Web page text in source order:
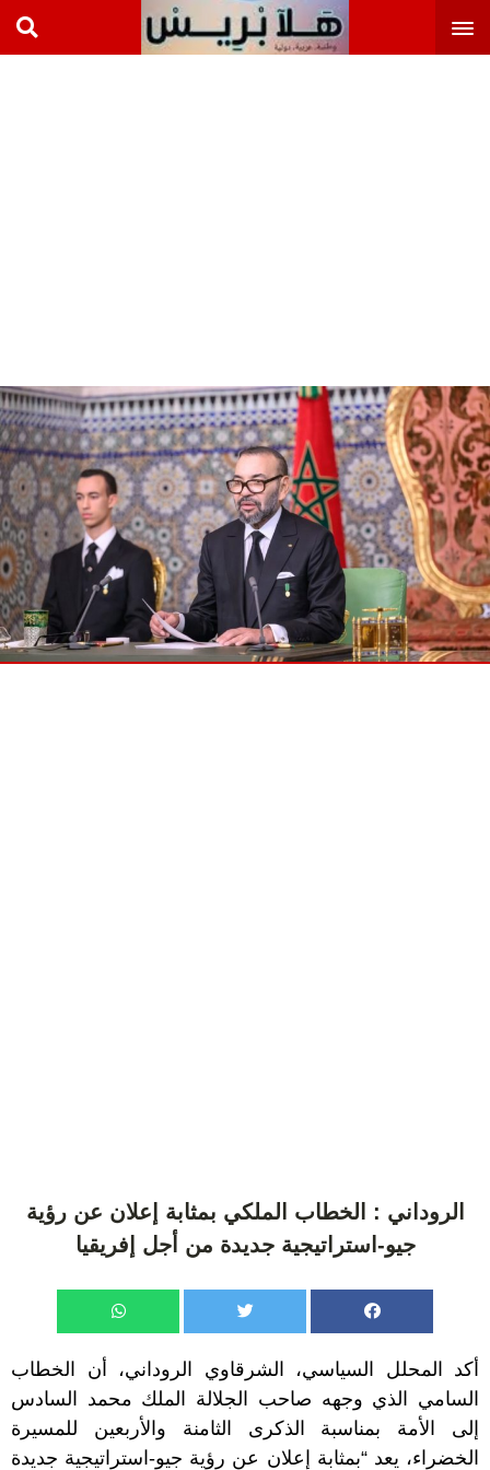
الروداني : الخطاب الملكي بمثابة إعلان عن رؤية
جيو-استراتيجية جديدة من أجل إفريقيا
أكد المحلل السياسي، الشرقاوي الروداني، أن الخطاب
السامي الذي وجهه صاحب الجلالة الملك محمد السادس
إلى الأمة بمناسبة الذكرى الثامنة والأربعين للمسيرة
الخضراء، يعد “بمثابة إعلان عن رؤية جيو-استراتيجية جديدة